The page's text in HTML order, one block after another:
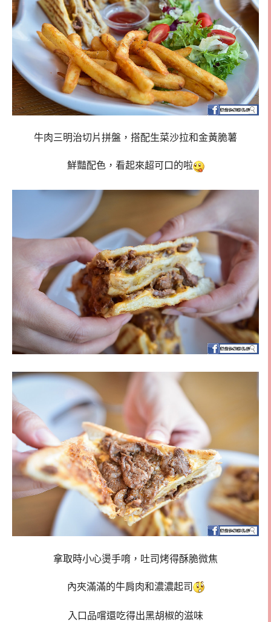
牛肉三明治切片拼盤，搭配生菜沙拉和金黃脆薯
鮮豔配色，看起來超可口的啦
拿取時小心燙手唷，吐司烤得酥脆微焦
內夾滿滿的牛肩肉和濃濃起司
入口品嚐還吃得出黑胡椒的滋味